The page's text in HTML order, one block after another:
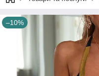
–10%